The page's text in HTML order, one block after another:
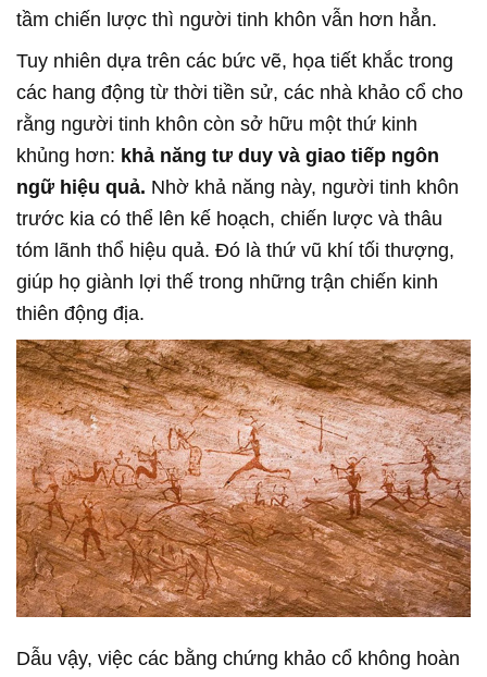
tầm chiến lược thì người tinh khôn vẫn hơn hẳn.
Tuy nhiên dựa trên các bức vẽ, họa tiết khắc trong
các hang động từ thời tiền sử, các nhà khảo cổ cho
rằng người tinh khôn còn sở hữu một thứ kinh
khủng hơn: khả năng tư duy và giao tiếp ngôn
ngữ hiệu quả. Nhờ khả năng này, người tinh khôn
trước kia có thể lên kế hoạch, chiến lược và thâu
tóm lãnh thổ hiệu quả. Đó là thứ vũ khí tối thượng,
giúp họ giành lợi thế trong những trận chiến kinh
thiên động địa.
Dẫu vậy, việc các bằng chứng khảo cổ không hoàn